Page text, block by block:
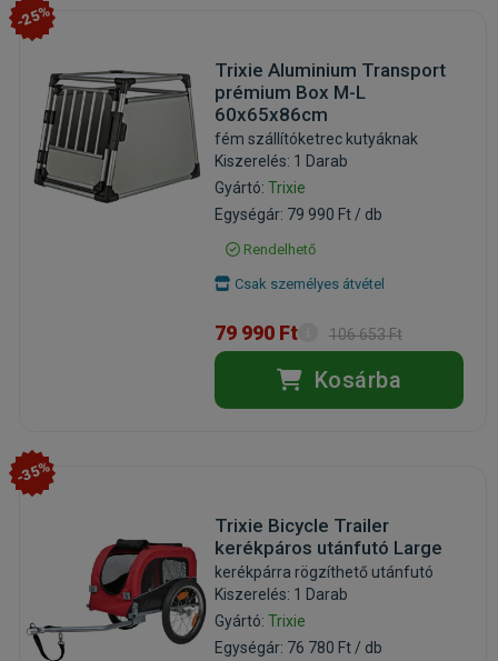
-25%
Trixie Aluminium Transport
prémium Box M-L
60x65x86cm
fém szállítóketrec kutyáknak
Kiszerelés: 1 Darab
Gyártó: Trixie
Egységár: 79 990 Ft / db
Rendelhető
Csak személyes átvétel
79 990 Ft 106 653 Ft
Kosárba
-35%
Trixie Bicycle Trailer
kerékpáros utánfutó Large
kerékpárra rögzíthető utánfutó
Kiszerelés: 1 Darab
Gyártó: Trixie
Egységár: 76 780 Ft / db